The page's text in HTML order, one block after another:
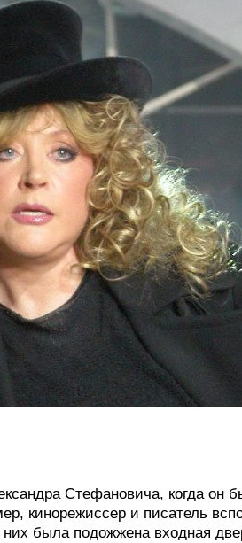
Стефановича, когда
кинорежиссер и писатель
них была подожжена входная